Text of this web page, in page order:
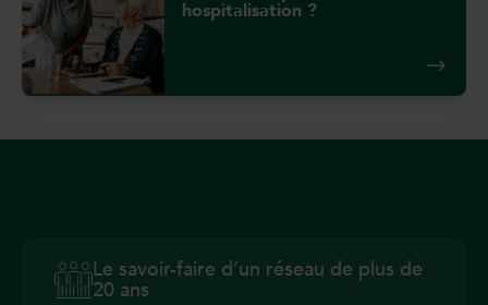
hospitalisation ?
Le savoir-faire d’un réseau de plus de
20 ans